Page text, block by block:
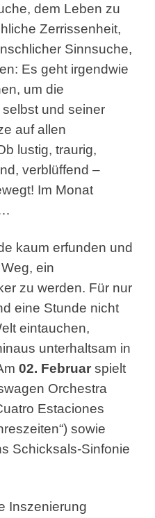
dem Leben zu
Zerrissenheit,
Sinnsuche,
Es geht irgendwie
um die
und seiner
auf allen
lustig, traurig,
verblüffend –
Im Monat
kaum erfunden und
ein
zu werden. Für nur
eine Stunde nicht
eintauchen,
unterhaltsam in
02. Februar spielt
Orchestra
Estaciones
sowie
Schicksals-Sinfonie
Inszenierung